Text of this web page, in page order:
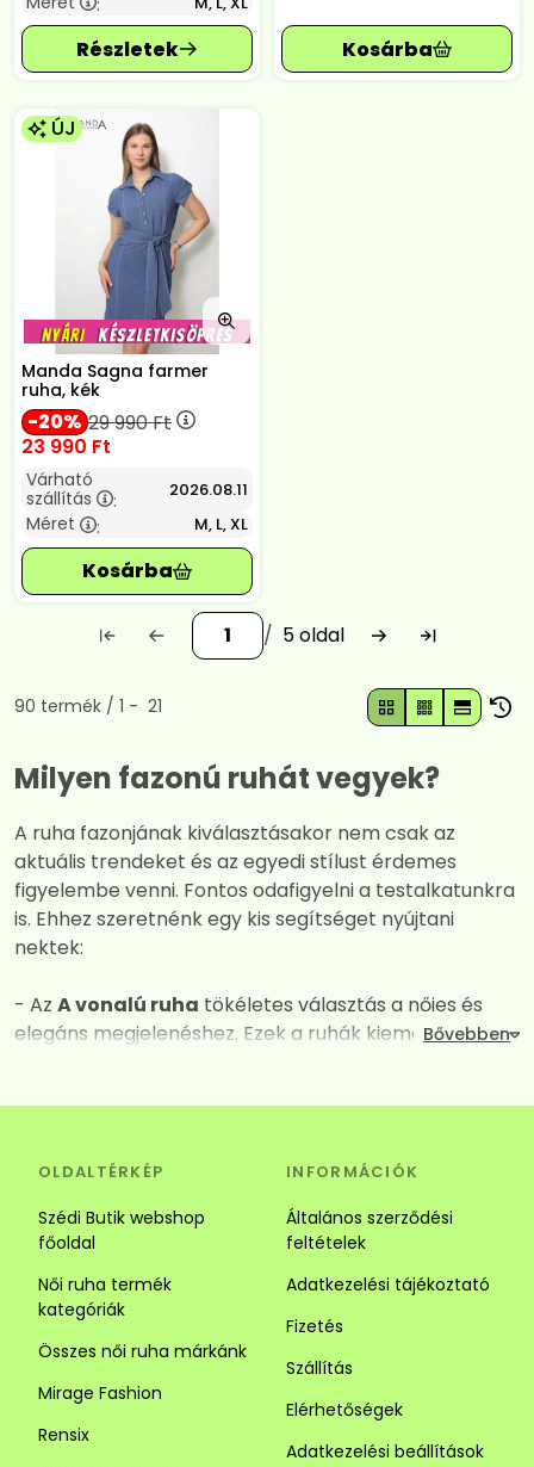
:
ÚJ
Manda Sagna farmer
ruha, kék
20 29 990Ft
23 990 Ft
Várható
szállítás
: 2026.08.11
Méret : M, L, XL
5
Összes termék a kategóriában
90 termék 1 21
Milyen fazonú ruhát vegyek?
A ruha fazonjának kiválasztásakor nem csak az
aktuális trendeket és az egyedi stílust érdemes
figyelembe venni. Fontos odafigyelni a testalkatunkra
is. Ehhez szeretnénk egy kis segítséget nyújtani
nektek:
- Az A vonalú ruha tökéletes választás a nőies és
elegáns megjelenéshez. Ezek a ruhák kiemelik a
kombinációja garantálja a maximális kényelmet és a
vonzó megjelenést. Tökéletes választás alkalomra és
hétköznapra is.
- AzIngruhaegy igazi jolly joker darab. Számos stílus
közül választhatsz. Az ingruhák ideálisak a laza és
sikkes megjelenéhez. Az ingruhák sokoldalúságuk
révén tökéletesek lehetnek alkalmi és hétköznapi
viseletnek is, kombináld kiegészítőkkel vagy egy
szuper övvel. Alacsony hölgyeknek javasoljuk a
OLDALTÉRKÉP
Szédi Butik webshop
főoldal
Női ruha termék
kategóriák
Összes női ruha márkánk
Mirage Fashion
Rensix
INFORMÁCIÓK
Általános szerződési
feltételek
Adatkezelési tájékoztató
Fizetés
Szállítás
Elérhetőségek
Adatkezelési beállítások